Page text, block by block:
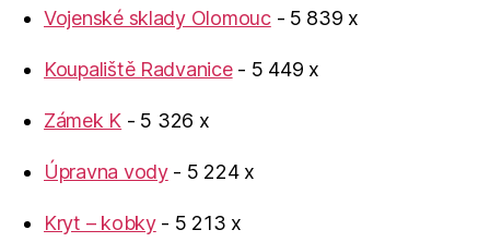
Vojenské sklady Olomouc- 5 839 x
Koupaliště Radvanice- 5 449 x
Zámek K - 5 326 x
Úpravna vody- 5 224 x
Kryt – kobky- 5 213 x